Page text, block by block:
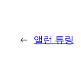
← 앨런 튜링